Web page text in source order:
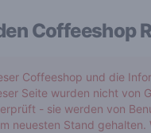
Coffeeshop
Coffeeshop und die
Seite wurden nicht von
- sie werden von
neuesten Stand gehalten.